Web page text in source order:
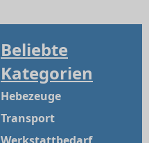
Beliebte
Kategorien
Hebezeuge
Transport